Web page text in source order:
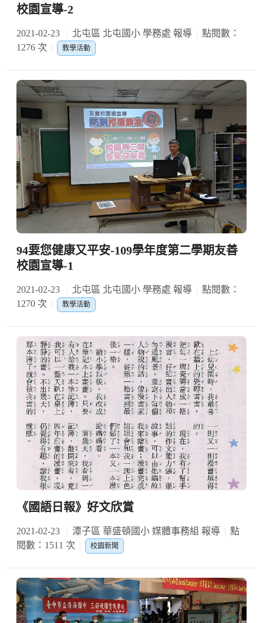
校園宣導-2
2021-02-23 北屯區 北屯國小 學務處 報導
點閱數：
1276 次
教學活動
94要您健康又平安-109學年度第二學期友善
校園宣導-1
2021-02-23 北屯區 北屯國小 學務處 報導
點閱數：
1270 次
教學活動
《國語日報》好文欣賞
2021-02-23 潭子區 華盛頓國小 媒體事務組 報導
點
閱數：1511 次
校園新聞